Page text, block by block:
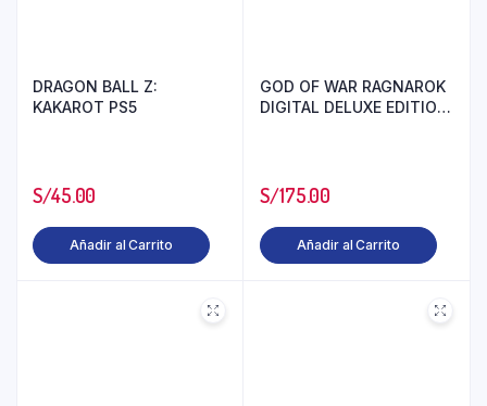
DRAGON BALL Z:
KAKAROT PS5
S/45.00
Añadir al Carrito
GOD OF WAR RAGNAROK
DIGITAL DELUXE EDITION
S/175.00
Añadir al Carrito